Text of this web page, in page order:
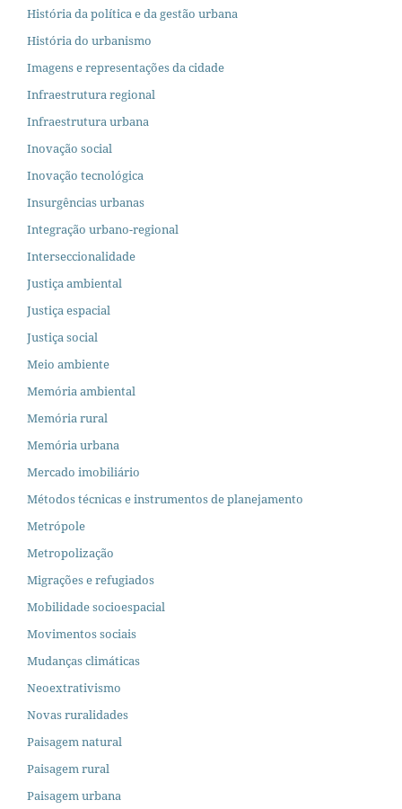
História da política e da gestão urbana
História do urbanismo
Imagens e representações da cidade
Infraestrutura regional
Infraestrutura urbana
Inovação social
Inovação tecnológica
Insurgências urbanas
Integração urbano-regional
Interseccionalidade
Justiça ambiental
Justiça espacial
Justiça social
Meio ambiente
Memória ambiental
Memória rural
Memória urbana
Mercado imobiliário
Métodos técnicas e instrumentos de planejamento
Metrópole
Metropolização
Migrações e refugiados
Mobilidade socioespacial
Movimentos sociais
Mudanças climáticas
Neoextrativismo
Novas ruralidades
Paisagem natural
Paisagem rural
Paisagem urbana